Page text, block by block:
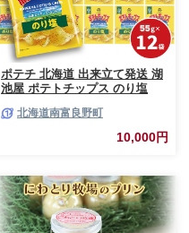
ポテチ 北海道 出来立て発送 湖
池屋 ポテトチップス のり塩
じゃがいも スナック スナック
菓子 ポテトチップ チップス ポ
テト 芋 菓子 お菓子 おやつ 大
ヤ 富良野
北海道南富良野町
10,000円